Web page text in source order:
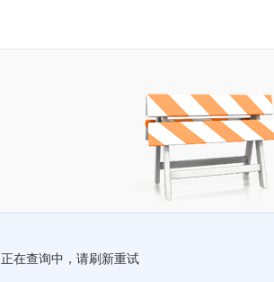
正在查询中，请刷新重试